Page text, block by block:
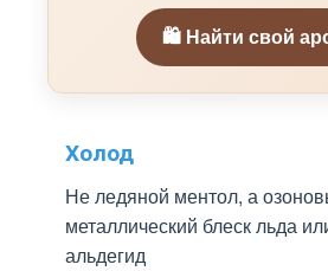
🛍️ Найти свой
Холод
Не ледяной ментол, а
металлический блеск льда
альдегид